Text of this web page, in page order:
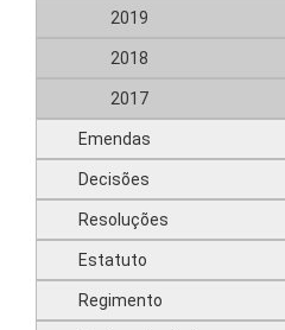
2019
2018
2017
Emendas
Decisões
Resoluções
Estatuto
Regimento